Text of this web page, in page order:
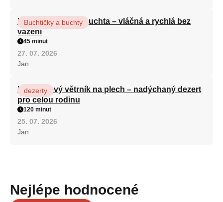
Hrnková maková buchta – vláčná a rychlá bez
vážení
Buchtičky a buchty
45 minut
27. 07. 2026
Jan
Karamelový větrník na plech – nadýchaný dezert
pro celou rodinu
dezerty
120 minut
25. 07. 2026
Jan
Nejlépe hodnocené